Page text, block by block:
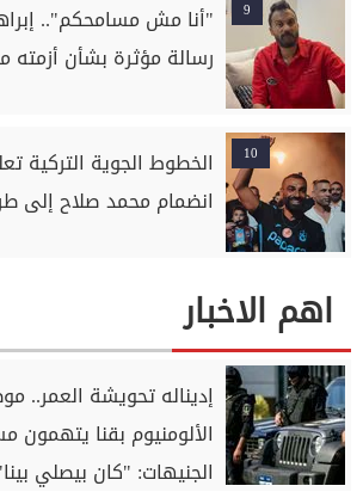
9
"أنا مش مسامحكم"..
رسالة مؤثرة بشأن أزمته
10
الخطوط الجوية التركية
انضمام محمد صلاح إلى
اهم الاخبار
إديناله تحويشة العمر..
الألومنيوم بقنا يتهمون
الجنيهات: "كان بيصلي